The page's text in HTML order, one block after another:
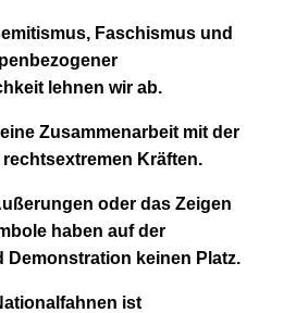
Faschismus und
lehnen wir ab.
Zusammenarbeit mit der
Kräften.
oder das Zeigen
haben auf der
Demonstration keinen Platz.
ist